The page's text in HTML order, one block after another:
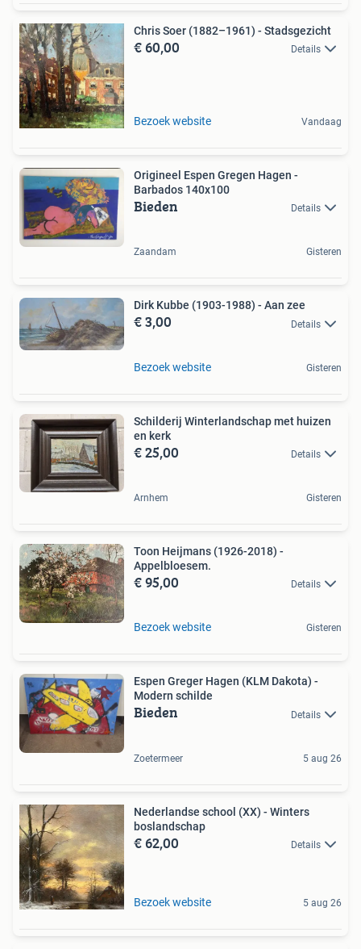
Chris Soer (1882–1961) - Stadsgezicht
€ 60,00 Details
Bezoek website Vandaag
Origineel Espen Gregen Hagen -
Barbados 140x100
Bieden Details
Zaandam Gisteren
Dirk Kubbe (1903-1988) - Aan zee
€ 3,00 Details
Bezoek website Gisteren
Schilderij Winterlandschap met huizen
en kerk
€ 25,00 Details
Arnhem Gisteren
Toon Heijmans (1926-2018) -
Appelbloesem.
€ 95,00 Details
Bezoek website Gisteren
Espen Greger Hagen (KLM Dakota) -
Modern schilde
Bieden Details
Zoetermeer 5 aug 26
Nederlandse school (XX) - Winters
boslandschap
€ 62,00 Details
Bezoek website 5 aug 26